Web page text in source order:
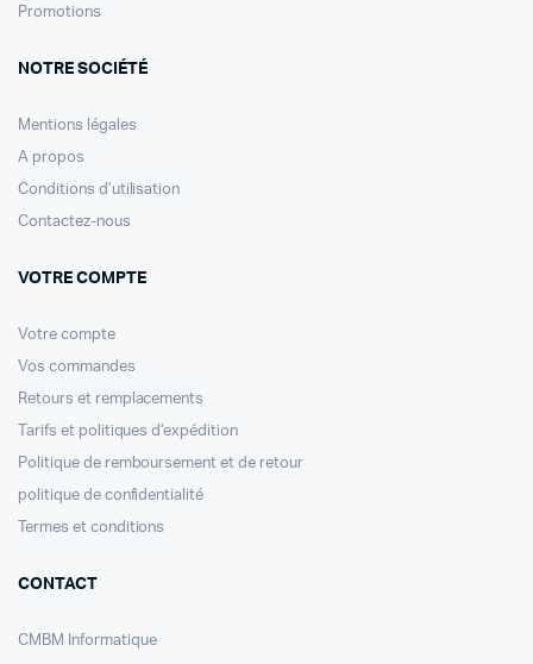
Promotions
NOTRE SOCIÉTÉ
Mentions légales
A propos
Conditions d’utilisation
Contactez-nous
VOTRE COMPTE
Votre compte
Vos commandes
Retours et remplacements
Tarifs et politiques d’expédition
Politique de remboursement et de retour
politique de confidentialité
Termes et conditions
CONTACT
CMBM Informatique